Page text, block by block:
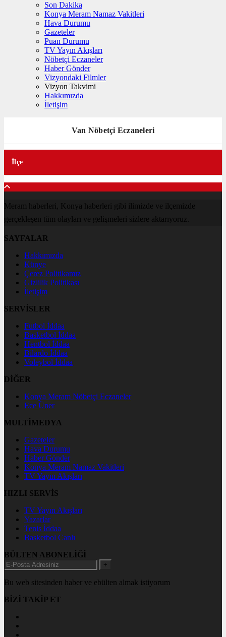
Son Dakika
Konya Meram Namaz Vakitleri
Hava Durumu
Gazeteler
Puan Durumu
TV Yayın Akışları
Nöbetçi Eczaneler
Haber Gönder
Vizyondaki Filmler
Vizyon Takvimi
Hakkımızda
İletişim
Van Nöbetçi Eczaneleri
Meram haberleri, Konya haberleri gibi ilimizde ve ilçemizde
gerçekleşen tüm olayları ve gelişmeleri sizlere aktarıyoruz.
SAYFALAR
Hakkımızda
Künye
Çerez Politikamız
Gizlilik Politikası
İletişim
SERVİSLER
Futbol İddaa
Basketbol İddaa
Hentbol İddaa
Bilardo İddaa
Voleybol İddaa
DİĞER
Konya Meram Nöbetçi Eczaneler
Ece Üner
MULTİMEDYA
Gazeteler
Hava Durumu
Haber Gönder
Konya Meram Namaz Vakitleri
TV Yayın Akışları
HIZLI SERVİS
TV Yayın Akışları
Yazarlar
Tenis İddaa
Basketbol Canlı
BÜLTEN ABONELİĞİ
+
Bu web sitesinden haber ve ebülten almak istiyorum
BİZİ TAKİP ET